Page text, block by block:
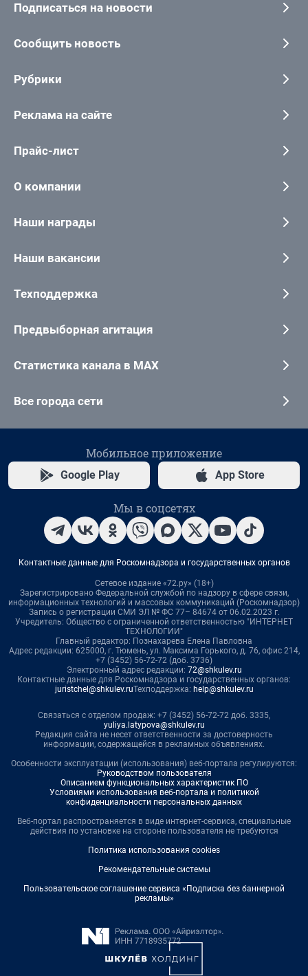
Подписаться на новости
Сообщить новость
Рубрики
Реклама на сайте
Прайс-лист
О компании
Наши награды
Наши вакансии
Техподдержка
Предвыборная агитация
Статистика канала в MAX
Все города сети
Мобильное приложение
Google Play App Store
Мы в соцсетях
Контактные данные для Роскомнадзора и государственных органов
Сетевое издание «72.ру» (18+)
Зарегистрировано Федеральной службой по надзору в сфере связи,
информационных технологий и массовых коммуникаций (Роскомнадзор)
Запись о регистрации СМИ ЭЛ № ФС 77– 84674 от 06.02.2023 г.
Учредитель: Общество с ограниченной ответственностью "ИНТЕРНЕТ
ТЕХНОЛОГИИ"
Главный редактор: Познахарева Елена Павловна
Адрес редакции: 625000, г. Тюмень, ул. Максима Горького, д. 76, офис 214,
+7 (3452) 56-72-72 (доб. 3736)
Электронный адрес редакции: 72@shkulev.ru
Контактные данные для Роскомнадзора и государственных органов:
juristchel@shkulev.ruТехподдержка: help@shkulev.ru
Связаться с отделом продаж: +7 (3452) 56-72-72 доб. 3335,
yuliya.latypova@shkulev.ru
Редакция сайта не несет ответственности за достоверность
информации, содержащейся в рекламных объявлениях.
Особенности эксплуатации (использования) веб-портала регулируются:
Руководством пользователя
Описанием функциональных характеристик ПО
Условиями использования веб-портала и политикой
конфиденциальности персональных данных
Веб-портал распространяется в виде интернет-сервиса, специальные
действия по установке на стороне пользователя не требуются
Политика использования cookies
Рекомендательные системы
Пользовательское соглашение сервиса «Подписка без баннерной
рекламы»